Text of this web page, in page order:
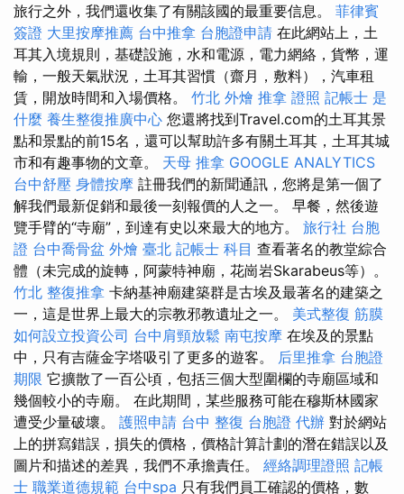
旅行之外，我們還收集了有關該國的最重要信息。 菲律賓
簽證 大里按摩推薦 台中推拿 台胞證申請 在此網站上，土
耳其入境規則，基礎設施，水和電源，電力網絡，貨幣，運
輸，一般天氣狀況，土耳其習慣（齋月，敷料），汽車租
賃，開放時間和入場價格。 竹北 外燴 推拿 證照 記帳士 是
什麼 養生整復推廣中心 您還將找到Travel.com的土耳其景
點和景點的前15名，還可以幫助許多有關土耳其，土耳其城
市和有趣事物的文章。 天母 推拿 GOOGLE ANALYTICS
台中舒壓 身體按摩 註冊我們的新聞通訊，您將是第一個了
解我們最新促銷和最後一刻報價的人之一。 早餐，然後遊
覽手臂的“寺廟”，到達有史以來最大的地方。 旅行社 台胞
證 台中喬骨盆 外燴 臺北 記帳士 科目 查看著名的教堂綜合
體（未完成的旋轉，阿蒙特神廟，花崗岩Skarabeus等）。
竹北 整復推拿 卡納基神廟建築群是古埃及最著名的建築之
一，這是世界上最大的宗教邪教遺址之一。 美式整復 筋膜
如何設立投資公司 台中肩頸放鬆 南屯按摩 在埃及的景點
中，只有吉薩金字塔吸引了更多的遊客。 后里推拿 台胞證
期限 它擴散了一百公頃，包括三個大型圍欄的寺廟區域和
幾個較小的寺廟。 在此期間，某些服務可能在穆斯林國家
遭受少量破壞。 護照申請 台中 整復 台胞證 代辦 對於網站
上的拼寫錯誤，損失的價格，價格計算計劃的潛在錯誤以及
圖片和描述的差異，我們不承擔責任。 經絡調理證照 記帳
士 職業道德規範 台中spa 只有我們員工確認的價格，數